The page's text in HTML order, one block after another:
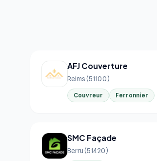
AFJ Couverture
Reims (51100)
Couvreur Ferronnier
SMC Façade
Berru (51420)